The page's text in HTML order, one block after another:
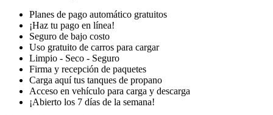
Planes de pago automático gratuitos
¡Haz tu pago en línea!
Seguro de bajo costo
Uso gratuito de carros para cargar
Limpio - Seco - Seguro
Firma y recepción de paquetes
Carga aquí tus tanques de propano
Acceso en vehículo para carga y descarga
¡Abierto los 7 días de la semana!